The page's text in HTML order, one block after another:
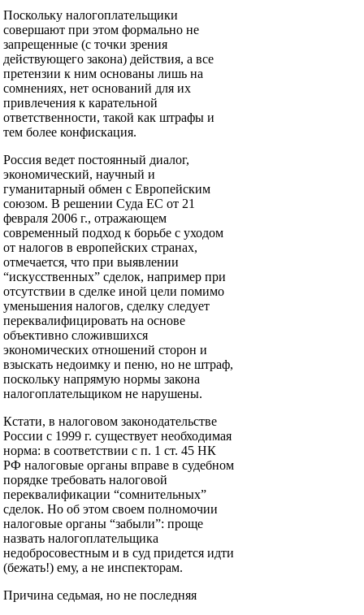
Поскольку налогоплательщики
совершают при этом формально не
запрещенные (с точки зрения
действующего закона) действия, а все
претензии к ним основаны лишь на
сомнениях, нет оснований для их
привлечения к карательной
ответственности, такой как штрафы и
тем более конфискация.
Россия ведет постоянный диалог,
экономический, научный и
гуманитарный обмен с Европейским
союзом. В решении Суда ЕС от 21
февраля 2006 г., отражающем
современный подход к борьбе с уходом
от налогов в европейских странах,
отмечается, что при выявлении
“искусственных” сделок, например при
отсутствии в сделке иной цели помимо
уменьшения налогов, сделку следует
переквалифицировать на основе
объективно сложившихся
экономических отношений сторон и
взыскать недоимку и пеню, но не штраф,
поскольку напрямую нормы закона
налогоплательщиком не нарушены.
Кстати, в налоговом законодательстве
России с 1999 г. существует необходимая
норма: в соответствии с п. 1 ст. 45 НК
РФ налоговые органы вправе в судебном
порядке требовать налоговой
переквалификации “сомнительных”
сделок. Но об этом своем полномочии
налоговые органы “забыли”: проще
назвать налогоплательщика
недобросовестным и в суд придется идти
(бежать!) ему, а не инспекторам.
Причина седьмая, но не последняя